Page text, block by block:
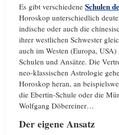
Es gibt verschiedene Schulen
Horoskop unterschiedlich
indische oder auch die
ihrer westlichen Schwester
auch im Westen (Europa,
Schulen und Ansätze. Die
neo-klassischen Astrologie
Horoskop heran, an
die Ebertin-Schule oder die
Wolfgang Döbereiner…
Der eigene Ansatz